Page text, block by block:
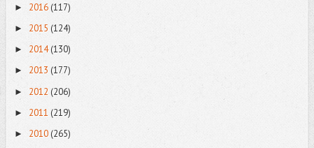
► 2016 (117)
► 2015 (124)
► 2014(130)
► 2013 (177)
► 2012 (206)
► 2011 (219)
► 2010 (265)